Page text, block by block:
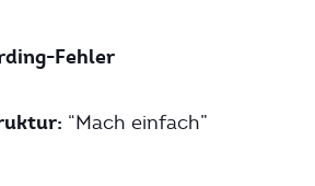
Fehler
“Mach einfach”